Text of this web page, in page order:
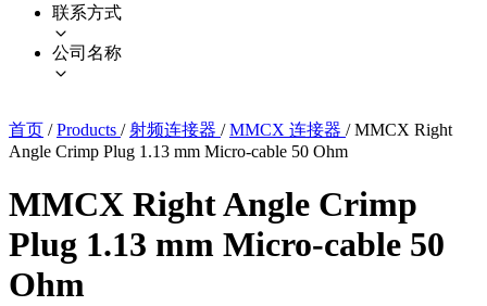
联系方式
公司名称
首页 / Products / 射频连接器 / MMCX 连接器 / MMCX Right
Angle Crimp Plug 1.13 mm Micro-cable 50 Ohm
MMCX Right Angle Crimp
Plug 1.13 mm Micro-cable 50
Ohm